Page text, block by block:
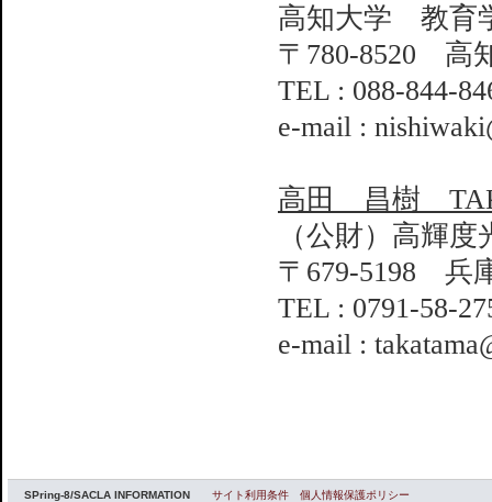
高知大学 教育
〒780-8520 高
TEL : 088-844-
e-mail :
高田 昌樹
（公財）高輝
〒679-5198 兵
TEL : 0791-58-
e-mail :
SPring-8/SACLA INFORMATION サイト利用条件 個人情報保護ポリシー